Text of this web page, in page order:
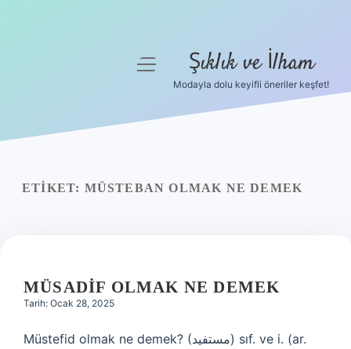
Yasal Uyarı
menüyü
Şıklık ve İlham
Modayla dolu keyifli öneriler keşfet!
ETIKET: MÜSTEBAN OLMAK NE DEMEK
MÜSADIF OLMAK NE DEMEK
Tarih: Ocak 28, 2025
Müstefid olmak ne demek? (ﻣﺴﺘﻔﻴﺪ) sıf. ve i. (ar.